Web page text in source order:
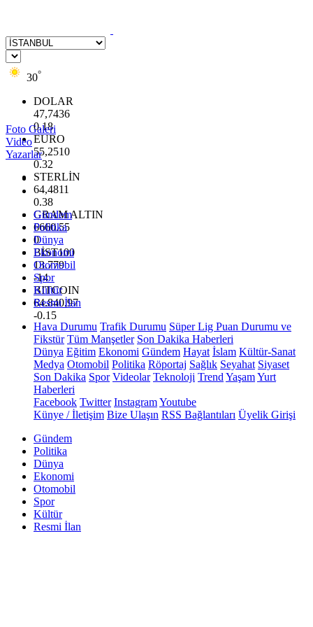
30°
DOLAR
47,7436
0.18
EURO
55,2510
0.32
STERLİN
64,4811
0.38
GRAM ALTIN
6660.55
0
BİST100
13.779
-14
BITCOIN
64.840,97
-0.15
Foto Galeri
Video
Yazarlar
Gündem
Politika
Dünya
Ekonomi
Otomobil
Spor
Kültür
Resmi İlan
Hava Durumu Trafik Durumu Süper Lig Puan Durumu ve
Fikstür Tüm Manşetler Son Dakika Haberleri
Dünya Eğitim Ekonomi Gündem Hayat İslam Kültür-Sanat
Medya Otomobil Politika Röportaj Sağlık Seyahat Siyaset
Son Dakika Spor Videolar Teknoloji Trend YaşamYurt
Haberleri
Facebook Twitter InstagramYoutube
Künye / İletişim Bize Ulaşın RSS Bağlantıları Üyelik Girişi
Gündem
Politika
Dünya
Ekonomi
Otomobil
Spor
Kültür
Resmi İlan